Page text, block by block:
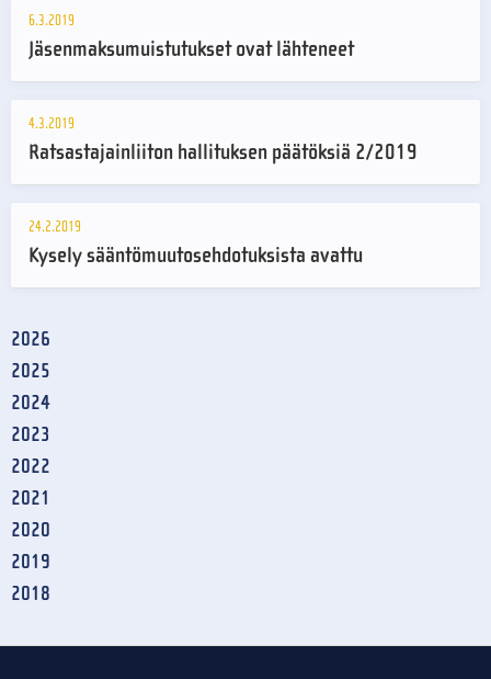
6.3.2019
Jäsenmaksumuistutukset ovat lähteneet
4.3.2019
Ratsastajainliiton hallituksen päätöksiä 2/2019
24.2.2019
Kysely sääntömuutosehdotuksista avattu
2026
2025
2024
2023
2022
2021
2020
2019
2018